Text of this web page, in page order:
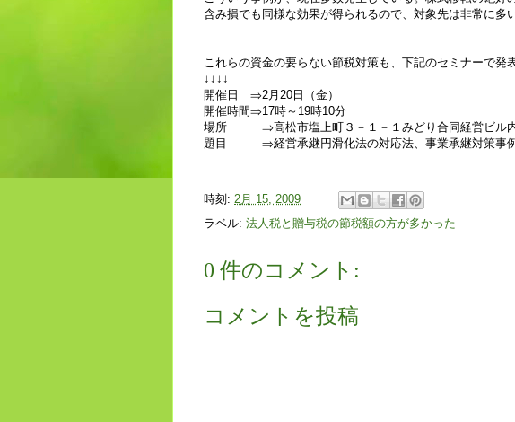
含み損でも同様な効果が得られるので、対象先は非常に多い
これらの資金の要らない節税対策も、下記のセミナーで発
↓↓↓↓
開催日 ⇒2月20日（金）
開催時間⇒17時～19時10分
場所 ⇒高松市塩上町３－１－１みどり合同経営ビル
題目 ⇒経営承継円滑化法の対応法、事業承継対策事
時刻: 2月 15, 2009
ラベル: 法人税と贈与税の節税額の方が多かった
0 件のコメント:
コメントを投稿